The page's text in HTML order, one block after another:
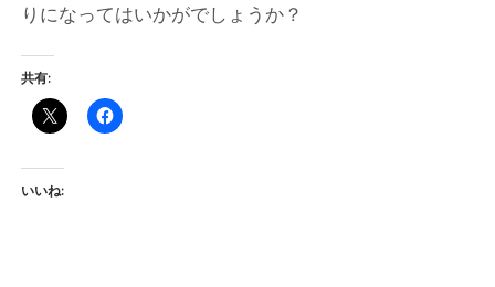
りになってはいかがでしょうか？
共有:
いいね: